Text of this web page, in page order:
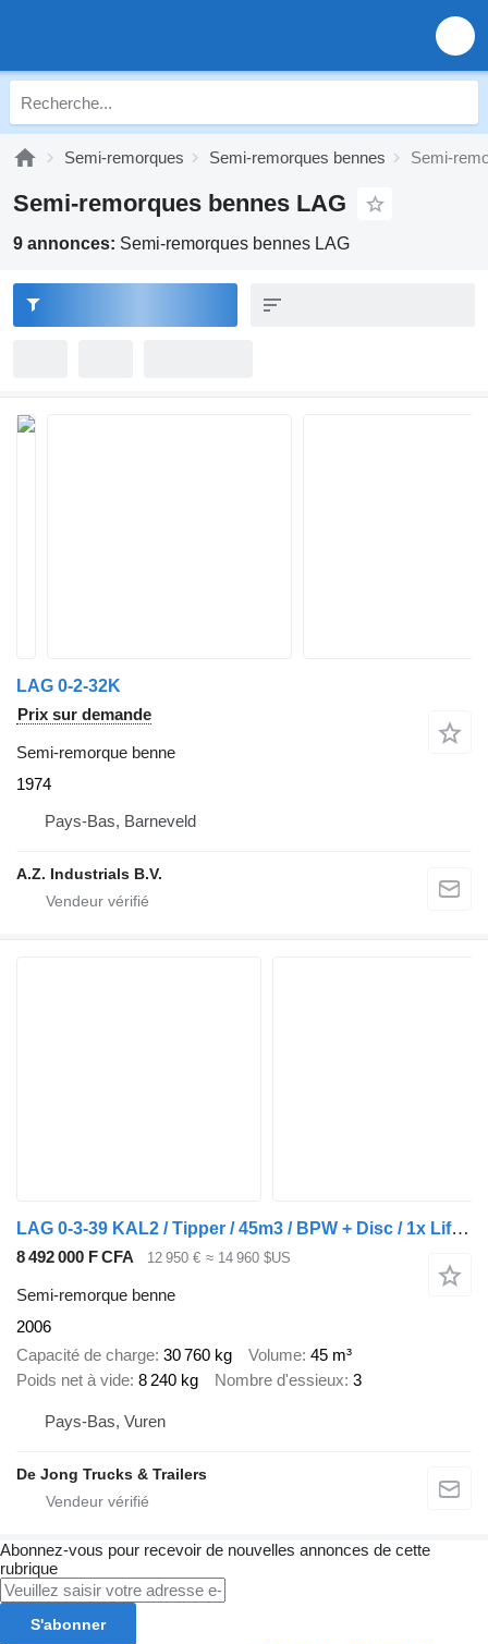
Semi-remorques Semi-remorques bennes Semi-
Semi-remorques bennes LAG
9 annonces: Semi-remorques bennes LAG
LAG 0-2-32K
Prix sur demande
Semi-remorque benne
1974
Pays-Bas, Barneveld
A.Z. Industrials B.V.
LAG 0-3-39 KAL2 / Tipper / 45m3 / BPW + Disc / 1x Lift Axle
8 492 000 F CFA 12 950 € ≈ 14 960 $US
Semi-remorque benne
2006
Capacité de charge 30 760 kg Volume 45 m³
Poids net à vide 8 240 kg Nombre d'essieux 3
Pays-Bas, Vuren
De Jong Trucks & Trailers
Abonnez-vous pour recevoir de nouvelles annonces de cette
rubrique
S'abonner